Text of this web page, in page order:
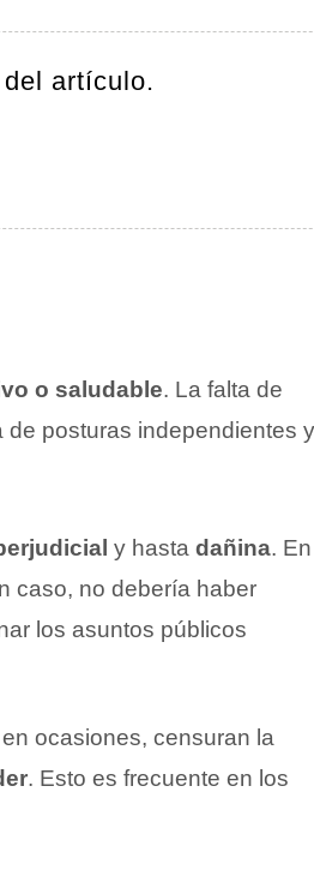
artículo.
o saludable. La falta de
de posturas independientes y
y hasta dañina. En
caso, no debería haber
los asuntos públicos
ocasiones, censuran la
. Esto es frecuente en los